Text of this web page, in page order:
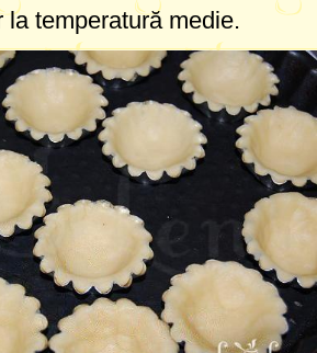
la temperatură medie.